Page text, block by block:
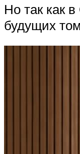
Но так как
будущих